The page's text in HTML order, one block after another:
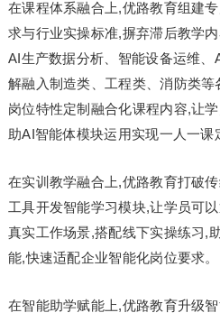
在课程体系融合上,优路教育组建
求与行业实操标准,摒弃滞后教学
AI生产数据分析、智能设备运维
解融入制造类、工程类、消防类
岗位特性定制融合化课程内容,让
助AI智能体模块运用实现一人一课
在实训教学融合上,优路教育打破
工具开发智能学习模块,让学员可
真实工作场景,搭配线下实操练习,
能,快速适配企业智能化岗位要求。
在智能助学赋能上,优路教育升级